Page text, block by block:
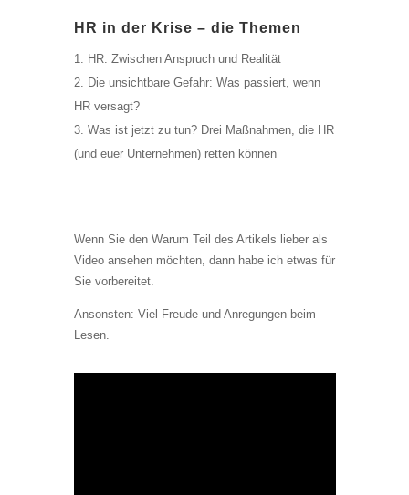
HR in der Krise – die Themen
HR: Zwischen Anspruch und Realität
Die unsichtbare Gefahr: Was passiert, wenn
HR versagt?
Was ist jetzt zu tun? Drei Maßnahmen, die HR
(und euer Unternehmen) retten können
Wenn Sie den Warum Teil des Artikels lieber als
Video ansehen möchten, dann habe ich etwas für
Sie vorbereitet.
Ansonsten: Viel Freude und Anregungen beim
Lesen.